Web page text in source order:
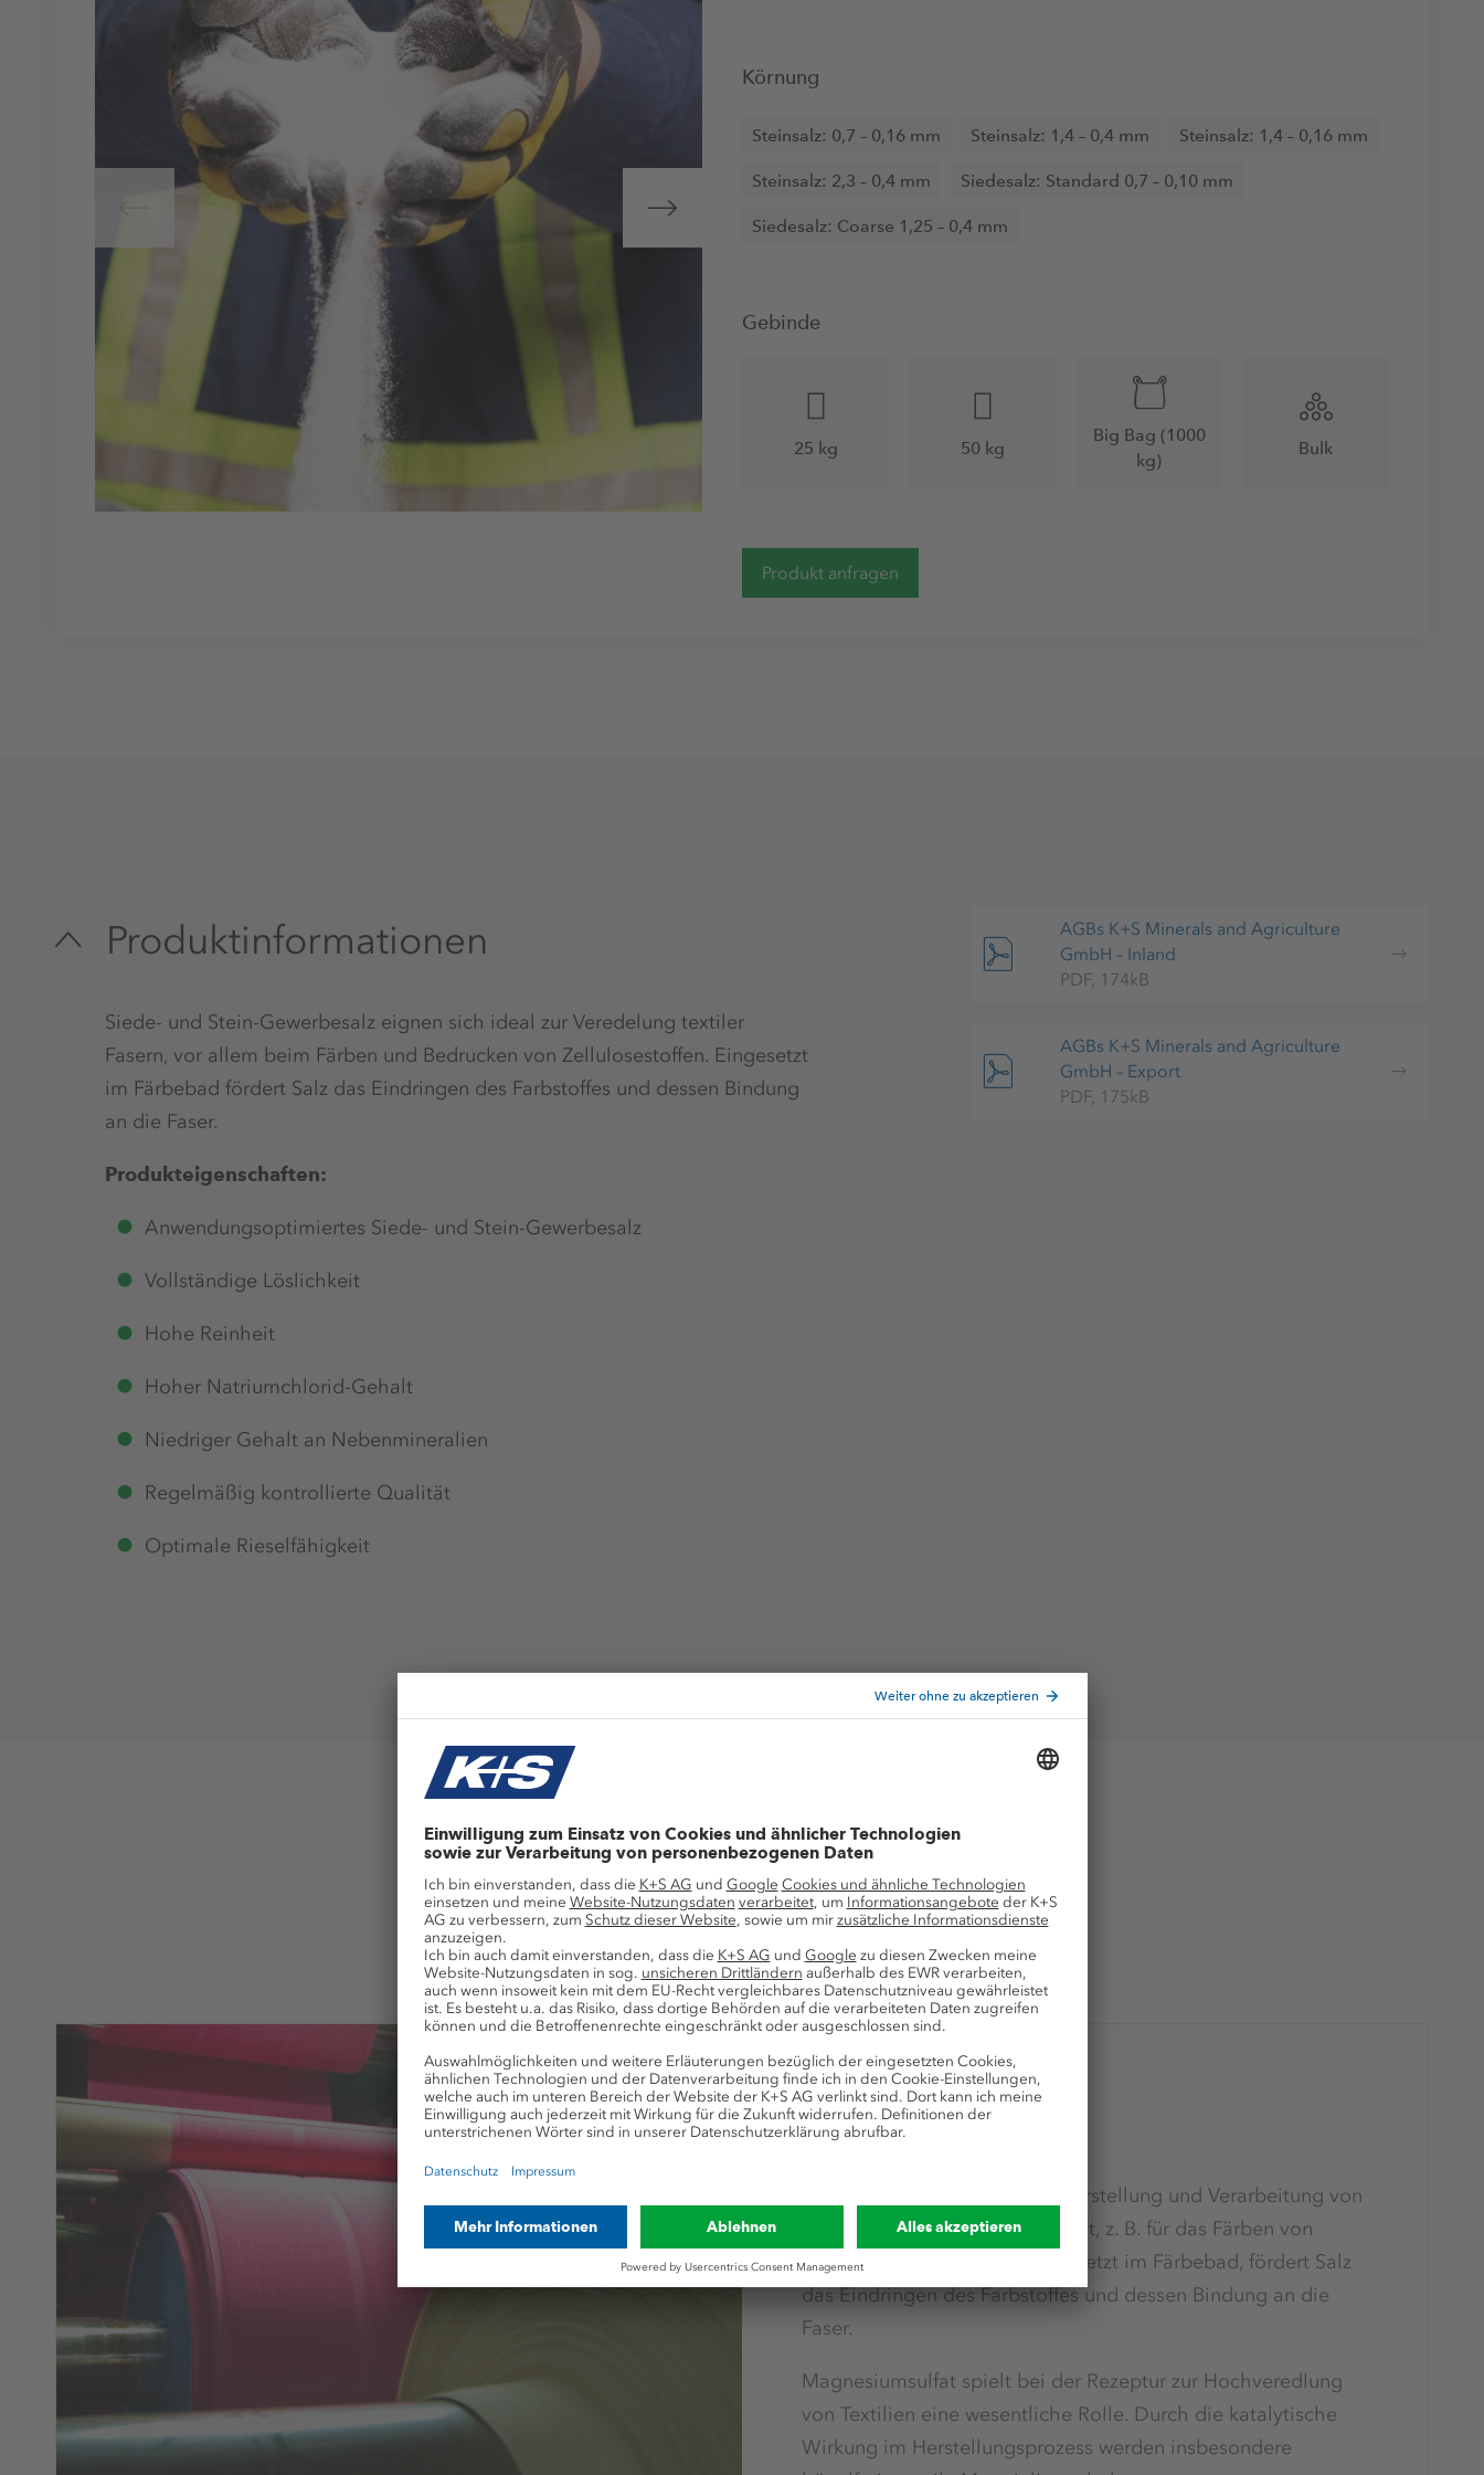
Körnung
Steinsalz: 0,7 – 0,16 mm Steinsalz: 1,4 – 0,4 mm Steinsalz: 1,4 – 0,16 mm
Steinsalz: 2,3 – 0,4 mm Siedesalz: Standard 0,7 – 0,10 mm
Siedesalz: Coarse 1,25 – 0,4 mm
Gebinde
25 kg 50 kg
Big Bag (1000
kg)
Bulk
Produkt anfragen
Produktinformationen
Siede- und Stein-Gewerbesalz eignen sich ideal zur Veredelung textiler
Fasern, vor allem beim Färben und Bedrucken von Zellulosestoffen. Eingesetzt
im Färbebad fördert Salz das Eindringen des Farbstoffes und dessen Bindung
an die Faser.
Produkteigenschaften:
Anwendungsoptimiertes Siede- und Stein-Gewerbesalz
Vollständige Löslichkeit
Hohe Reinheit
Hoher Natriumchlorid-Gehalt
Niedriger Gehalt an Nebenmineralien
Regelmäßig kontrollierte Qualität
Optimale Rieselfähigkeit
AGBs K+S Minerals and Agriculture
GmbH – Inland
PDF, 174kB
AGBs K+S Minerals and Agriculture
GmbH – Export
PDF, 175kB
Anwendungsgebiete
Industrielle Anwendung
Textilien
Natriumchlorid wird bei der Herstellung und Verarbeitung von
Geweben und Stoffen verwendet, z. B. für das Färben von
Baumwolle oder Leinen. Eingesetzt im Färbebad, fördert Salz
das Eindringen des Farbstoffes und dessen Bindung an die
Faser.
Magnesiumsulfat spielt bei der Rezeptur zur Hochveredlung
von Textilien eine wesentliche Rolle. Durch die katalytische
Wirkung im Herstellungsprozess werden insbesondere